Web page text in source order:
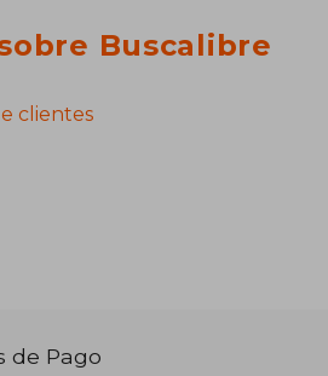
Buscalibre
clientes
de Pago